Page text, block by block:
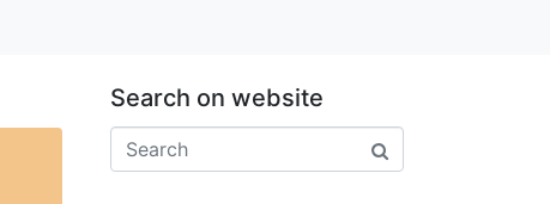
Search on website